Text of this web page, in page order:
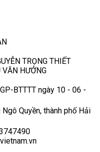
TRỌNG THIẾT
HƯỞNG
BTTTT ngày 10 - 06 -
Quyền, thành phố Hải